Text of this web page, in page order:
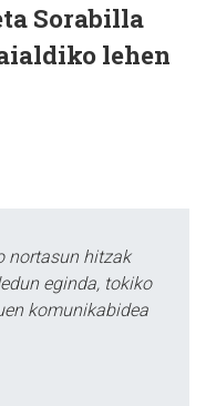
Sorabilla
lehen
nortasun hitzak
eginda, tokiko
komunikabidea